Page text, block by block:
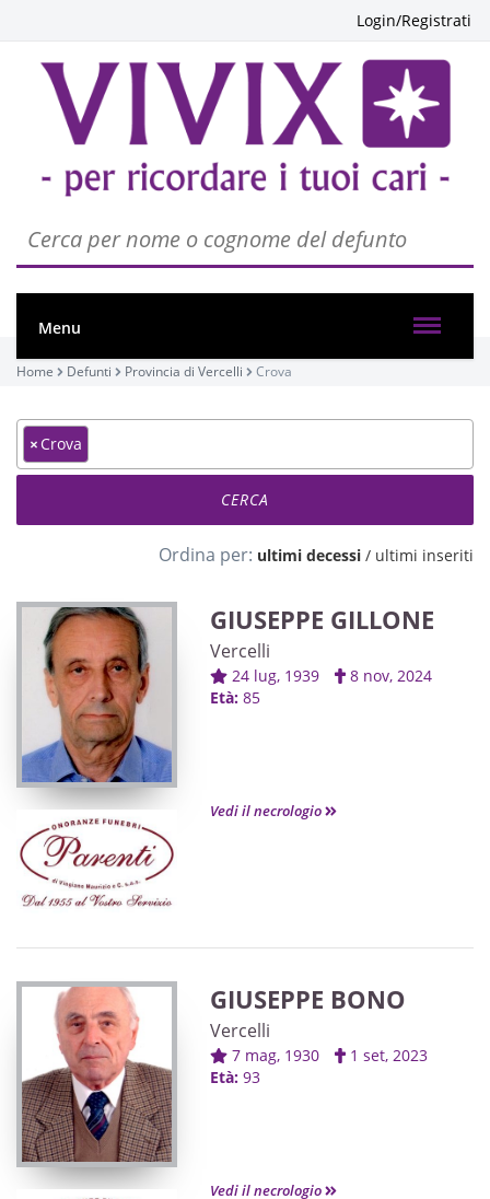
Login/Registrati
Menu
Home Defunti Provincia di Vercelli Crova
×Crova
Ordina per: ultimi decessi / ultimi inseriti
GIUSEPPE GILLONE
Vercelli
24 lug, 1939
8 nov, 2024
Età: 85
Vedi il necrologio
GIUSEPPE BONO
Vercelli
7 mag, 1930
1 set, 2023
Età: 93
Vedi il necrologio